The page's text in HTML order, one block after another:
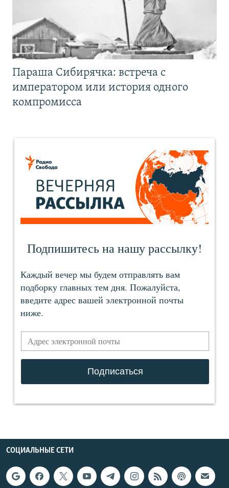
Параша Сибирячка: встреча с
императором или история одного
компромисса
СОЦИАЛЬНЫЕ СЕТИ